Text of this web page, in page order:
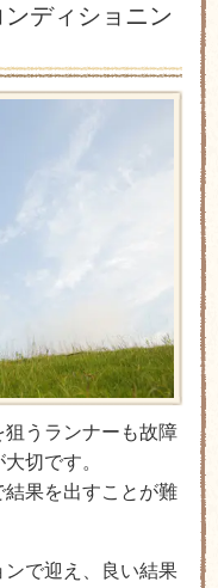
ディショニン
うランナーも故障
切です。
果を出すことが難
で迎え、良い結果